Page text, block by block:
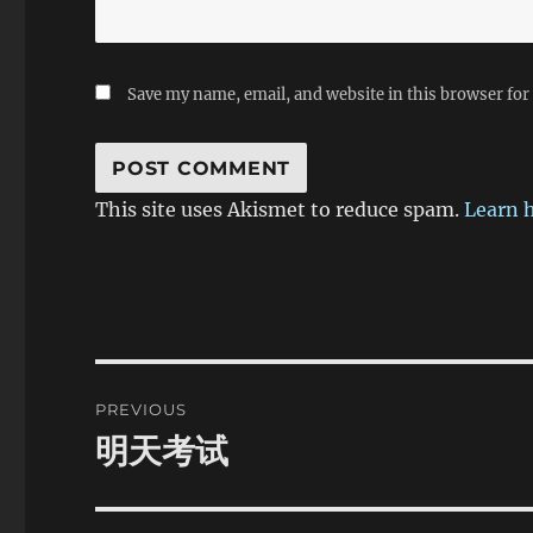
Save my name, email, and website in this browser
This site uses Akismet to reduce spam.Learn
navigation
PREVIOUS
Previous
明天考试